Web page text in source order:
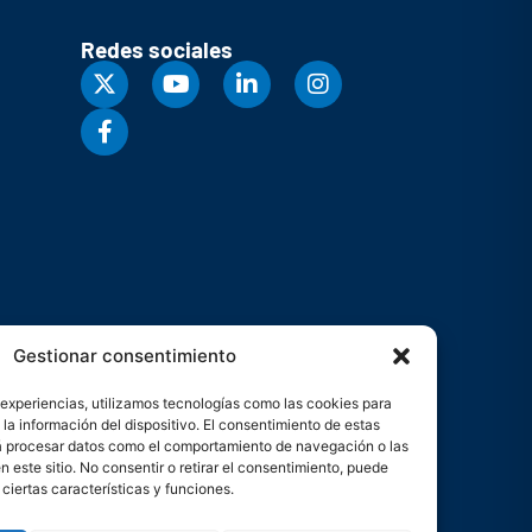
Gestionar consentimiento
utilizamos tecnologías como las cookies para
información del dispositivo. El consentimiento de estas
datos como el comportamiento de navegación o las
este sitio. No consentir o retirar el consentimiento, puede
características y funciones.
Redes sociales